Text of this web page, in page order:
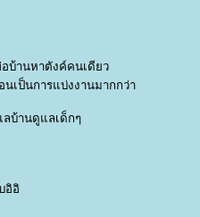
บ้านหาตังค์คนเดียว
เป็นการแบ่งงานมากกว่า
ลบ้านดูแลเด็กๆ
อิอิ